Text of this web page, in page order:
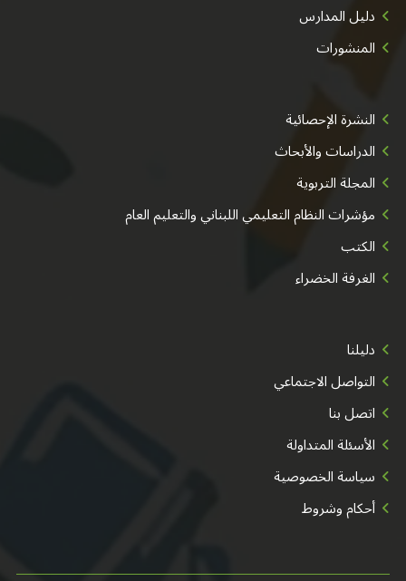
دليل المدارس
المنشورات
النشرة الإحصائية
الدراسات والأبحاث
المجلة التربوية
مؤشرات النظام التعليمي اللبناني والتعليم العام
الكتب
الغرفة الخضراء
دليلنا
التواصل الاجتماعي
اتصل بنا
الأسئلة المتداولة
سياسة الخصوصية
أحكام وشروط